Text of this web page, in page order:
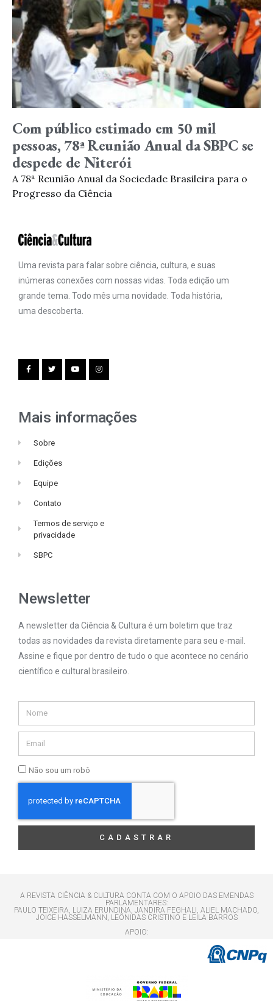
Com público estimado em 50 mil
pessoas, 78ª Reunião Anual da SBPC se
despede de Niterói
A 78ª Reunião Anual da Sociedade Brasileira para o
Progresso da Ciência
Uma revista para falar sobre ciência, cultura, e suas
inúmeras conexões com nossas vidas. Toda edição um
grande tema. Todo mês uma novidade. Toda história,
uma descoberta.
Mais informações
Sobre
Edições
Equipe
Contato
Termos de serviço e
privacidade
SBPC
Newsletter
A newsletter da Ciência & Cultura é um boletim que traz
todas as novidades da revista diretamente para seu e-mail.
Assine e fique por dentro de tudo o que acontece no cenário
científico e cultural brasileiro.
Não sou um robô
CADASTRAR
A REVISTA CIÊNCIA & CULTURA CONTA COM O APOIO DAS EMENDAS
PARLAMENTARES:
PAULO TEIXEIRA, LUIZA ERUNDINA, JANDIRA FEGHALI, ALIEL MACHADO,
JOICE HASSELMANN, LEÔNIDAS CRISTINO E LEILA BARROS
APOIO: